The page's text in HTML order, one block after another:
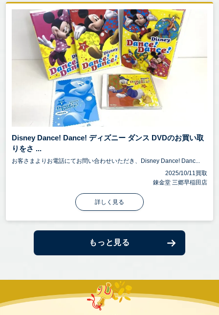
Disney Dance! Dance! ディズニー ダンス DVDのお買い取
りをさ ...
お客さまよりお電話にてお問い合わせいただき、Disney Dance! Danc...
2025/10/11買取
錬金堂 三郷早稲田店
詳しく見る
もっと見る